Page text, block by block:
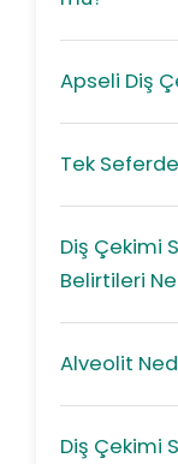
Apseli Diş
Tek
Diş Çekimi
Belirtileri
Alveolit
Diş Çekimi